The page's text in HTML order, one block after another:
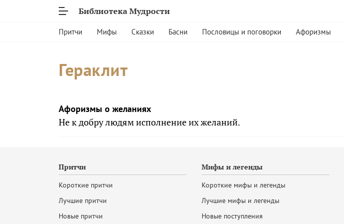
Библиотека Мудрости
Притчи Мифы Сказки Басни Пословицы и поговорки Афоризмы
Гераклит
Афоризмы о желаниях
Не к добру людям исполнение их желаний.
Притчи
Короткие притчи
Лучшие притчи
Новые притчи
Мифы и легенды
Короткие мифы и легенды
Лучшие мифы и легенды
Новые поступления